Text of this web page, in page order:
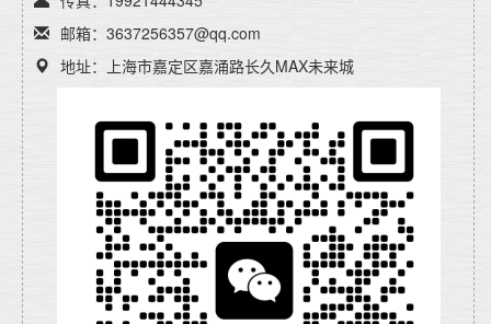
邮箱：3637256357@qq.com
地址：上海市嘉定区嘉涌路长久MAX未来城